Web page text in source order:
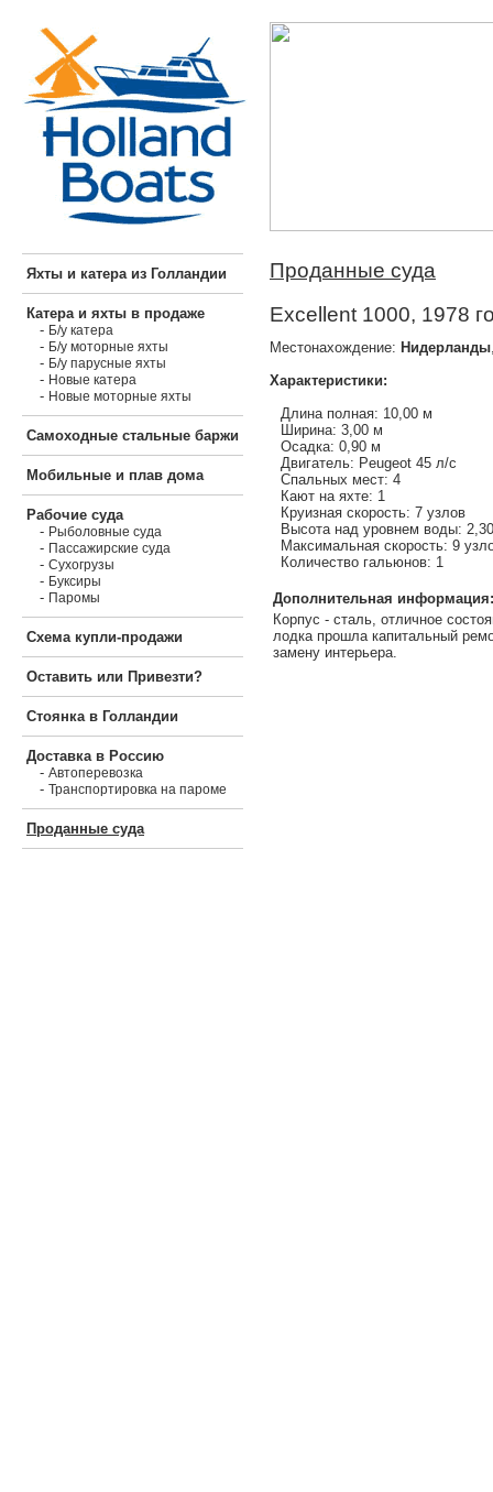
Яхты и катера из Голландии
Катера и яхты в продаже
- Б/у катера
- Б/у моторные яхты
- Б/у парусные яхты
- Новые катера
- Новые моторные яхты
Самоходные стальные баржи
Мобильные и плав дома
Рабочие суда
- Рыболовные суда
- Пассажирские суда
- Сухогрузы
- Буксиры
- Паромы
Схема купли-продажи
Оставить или Привезти?
Стоянка в Голландии
Доставка в Россию
- Автоперевозка
- Транспортировка на пароме
Проданные суда
Проданные суда
Excellent 1000, 1978
Местонахождение: Нидерланды
Характеристики:
Длина полная: 10,00 м
Ширина: 3,00 м
Осадка: 0,90 м
Двигатель: Peugeot 45 л/с
Спальных мест: 4
Кают на яхте: 1
Круизная скорость: 7 узлов
Высота над уровнем воды:
Максимальная скорость: 9
Количество гальюнов: 1
Дополнительная информация:
Корпус - сталь, отличное
лодка прошла капитальный
замену интерьера.